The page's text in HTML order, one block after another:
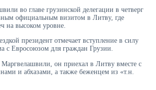
во главе грузинской делегации в четверг
официальным визитом в Литву, где
на высоком уровне.
президент отмечает вступление в силу
с Евросоюзом для граждан Грузии.
он приехал в Литву вместе с
и абхазами, а также беженцем из «т.н.